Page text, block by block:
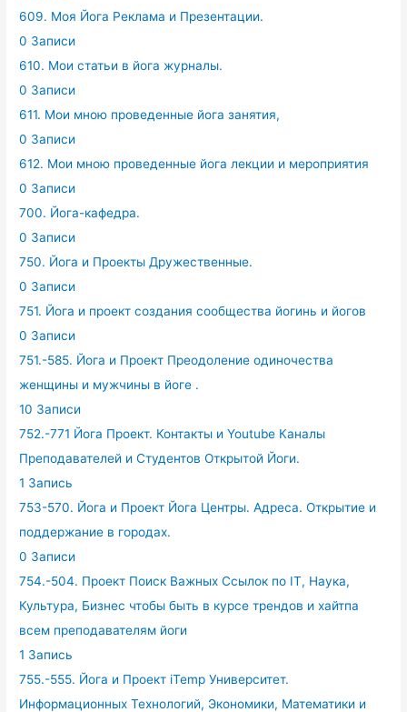
609. Моя Йога Реклама и Презентации.
0 Записи
610. Мои статьи в йога журналы.
0 Записи
611. Мои мною проведенные йога занятия,
0 Записи
612. Мои мною проведенные йога лекции и мероприятия
0 Записи
700. Йога-кафедра.
0 Записи
750. Йога и Проекты Дружественные.
0 Записи
751. Йога и проект создания сообщества йогинь и йогов
0 Записи
751.-585. Йога и Проект Преодоление одиночества
женщины и мужчины в йоге .
10 Записи
752.-771 Йога Проект. Контакты и Youtube Каналы
Преподавателей и Студентов Открытой Йоги.
1 Запись
753-570. Йога и Проект Йога Центры. Адреса. Открытие и
поддержание в городах.
0 Записи
754.-504. Проект Поиск Важных Ссылок по IT, Наука,
Культура, Бизнес чтобы быть в курсе трендов и хайтпа
всем преподавателям йоги
1 Запись
755.-555. Йога и Проект iTemp Университет.
Информационных Технологий, Экономики, Математики и